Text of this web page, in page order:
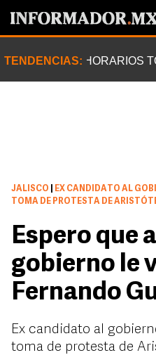
TENDENCIAS: HORARIOS
JALISCO
EX CANDIDATO AL
TOMA DE PROTESTA DE
Espero que
gobierno le
Fernando
Ex candidato al
toma de protesta de